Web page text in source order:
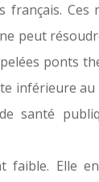
ponts
au
santé
Elle